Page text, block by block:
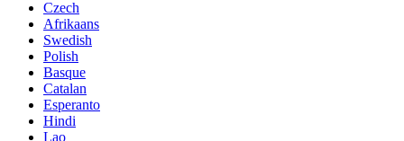
Czech
Afrikaans
Swedish
Polish
Basque
Catalan
Esperanto
Hindi
Lao